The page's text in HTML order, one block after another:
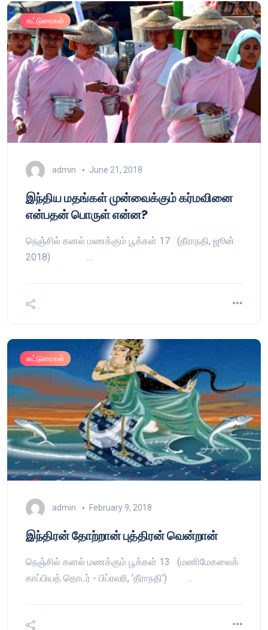
கட்டுரைகள்
admin June 21, 2018
இந்திய மதங்கள் முன்வைக்கும் கர்மவினை
என்பதன் பொருள் என்ன?
நெஞ்சில் கனல் மணக்கும் பூக்கள் 17 (தீராநதி, ஜூன்
2018) …
கட்டுரைகள்
admin February 9, 2018
இந்திரன் தோற்றான் புத்திரன் வென்றான்
நெஞ்சில் கனல் மணக்கும் பூக்கள் 13 (மணிமேகலைக்
காப்பியத் தொடர் - பிப்ரவரி, 'தீராநதி') …